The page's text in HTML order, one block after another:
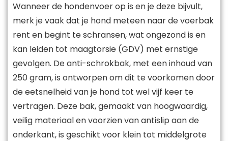
Wanneer de hondenvoer op is en je deze bijvult,
merk je vaak dat je hond meteen naar de voerbak
rent en begint te schransen, wat ongezond is en
kan leiden tot maagtorsie (GDV) met ernstige
gevolgen. De anti-schrokbak, met een inhoud van
250 gram, is ontworpen om dit te voorkomen door
de eetsnelheid van je hond tot wel vijf keer te
vertragen. Deze bak, gemaakt van hoogwaardig,
veilig materiaal en voorzien van antislip aan de
onderkant, is geschikt voor klein tot middelgrote